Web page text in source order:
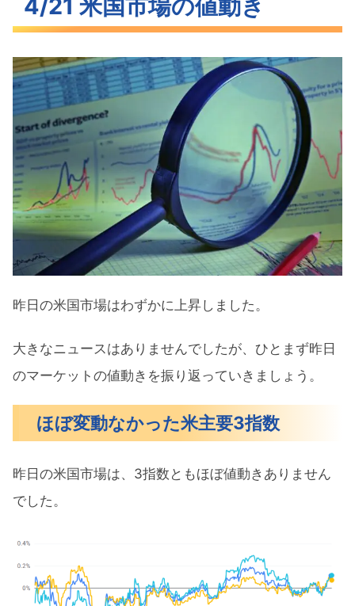
ほぼ変動なかった米主要3指数
S&P500ヒートマップ
セクター別パフォーマンス
下落トレンドがはじまるS&P500
米国市場のトピックス
新たな恐怖指数の誕生VIX1D
予想を超えるPMI経済活性化でインフレ
再燃懸念
4月の注目イベントについて
注目の決算発表
PG（プロクター&ギャンブル）のQ3決
算
SLB（スラブ）のQ1決算
来週の注目決算
まとめ
4/21 米国市場の値動き
昨日の米国市場はわずかに上昇しました。
大きなニュースはありませんでしたが、ひとまず昨日
のマーケットの値動きを振り返っていきましょう。
ほぼ変動なかった米主要3指数
昨日の米国市場は、3指数ともほぼ値動きありません
でした。